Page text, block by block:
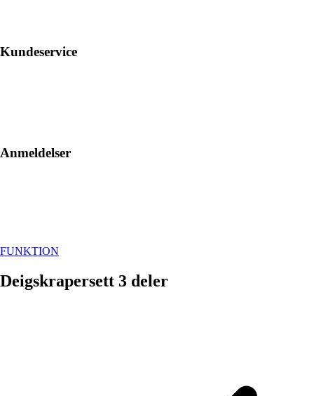
Kundeservice
Anmeldelser
FUNKTION
Deigskrapersett 3 deler